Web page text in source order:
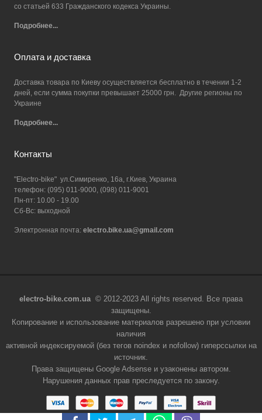
со статьей 633 Гражданского кодекса Украины.
Подробнее...
Оплата и доставка
Доставка товара по Киеву осуществляется бесплатно в течении 1-2
дней, если сумма покупки превышает 25000 грн. Другие регионы по
Украине
Подробнее...
Контакты
"Electro-bike" ул.Симиренко, 16а, г.Киев, Украина
телефон: (095) 011-9000, (098) 011-9001
Пн-пт: 10.00 - 19.00
Сб-Вс: выходной
Электронная почта: electro.bike.ua@gmail.com
electro-bike.com.ua © 2012-2023 All rights reserved. Все права
защищены.
Копирование и использование материалов разрешено при условии
наличия
активной индексируемой (без тегов noindex и nofollow) гиперссылки на
источник.
Права защищены Google Adsense и узаконены автором.
Нарушения данных прав преследуется по закону.